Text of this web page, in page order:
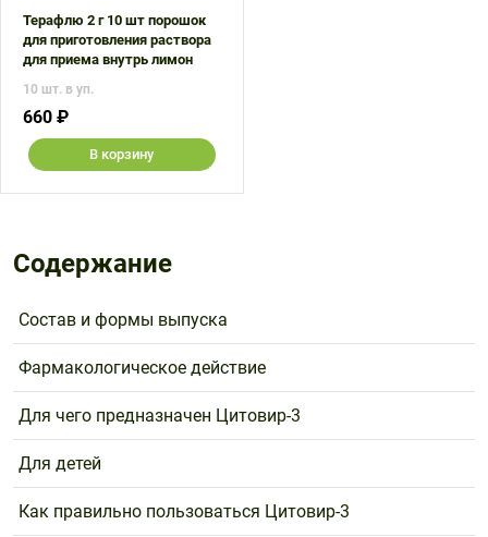
Терафлю 2 г 10 шт порошок
для приготовления раствора
для приема внутрь лимон
10 шт. в уп.
660 ₽
В корзину
Содержание
Состав и формы выпуска
Фармакологическое действие
Для чего предназначен Цитовир-3
Для детей
Как правильно пользоваться Цитовир-3